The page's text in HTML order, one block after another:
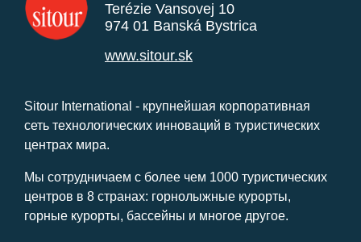
Terézie Vansovej 10
974 01 Banská Bystrica
www.sitour.sk
Sitour International - крупнейшая корпоративная
сеть технологических инноваций в туристических
центрах мира.
Мы сотрудничаем с более чем 1000 туристических
центров в 8 странах: горнолыжные курорты,
горные курорты, бассейны и многое другое.